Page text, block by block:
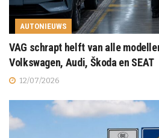
AUTONIEUWS
VAG schrapt helft van alle
Volkswagen, Audi, Škoda en SEAT
12/07/2026